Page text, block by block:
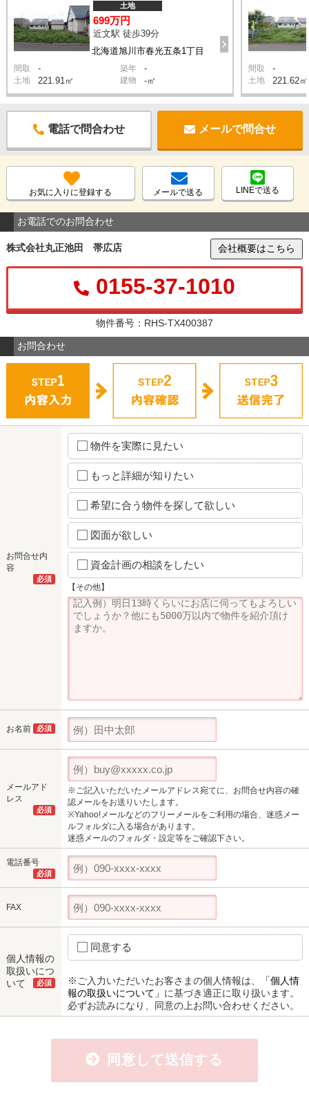
北海道旭川市春光五条1丁目
土地
699万円
近文駅 徒歩39分
間取 - 築年 -
土地 221.91㎡ 建物 -㎡
間取 -
土地 221.62㎡
電話で問合わせ メールで問合せ
お気に入りに登録する メールで送る LINEで送る
お電話でのお問合わせ
株式会社丸正池田 帯広店 会社概要はこちら
0155-37-1010
物件番号：RHS-TX400387
お問合わせ
お問合せ内
容
必須
物件を実際に見たい
もっと詳細が知りたい
希望に合う物件を探して欲しい
図面が欲しい
資金計画の相談をしたい
【その他】
お名前 必須
メールアド
レス
必須
※ご記入いただいたメールアドレス宛てに、お問合せ内容の確
認メールをお送りいたします。
※Yahoo!メールなどのフリーメールをご利用の場合、迷惑メー
ルフォルダに入る場合があります。
迷惑メールのフォルダ・設定等をご確認下さい。
電話番号
必須
FAX
個人情報の
取扱いにつ
いて
必須
同意する
※ご入力いただいたお客さまの個人情報は、
「個人情
報の取扱いについて」 に基づき適正に取り扱います。
必ずお読みになり、同意の上お問い合わせください。
同意して送信する